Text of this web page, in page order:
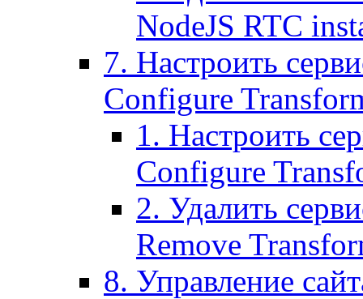
NodeJS RTC
7. Настроить
Configure
1. Настроить
Configure
2. Удалить
Remove
8. Управление